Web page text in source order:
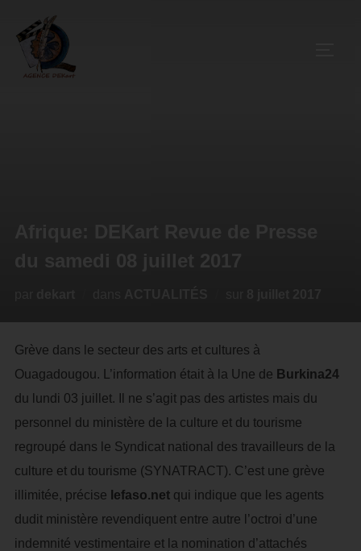
Grève dans le secteur des arts et cultures à
Ouagadougou. L’information était à la Une de Burkina24
du lundi 03 juillet. Il ne s’agit pas des artistes mais du
personnel du ministère de la culture et du tourisme
regroupé dans le Syndicat national des travailleurs de la
culture et du tourisme (SYNATRACT). C’est une grève
illimitée, précise lefaso.netqui indique que les agents
dudit ministère revendiquent entre autre l’octroi d’une
indemnité vestimentaire et la nomination d’attachés